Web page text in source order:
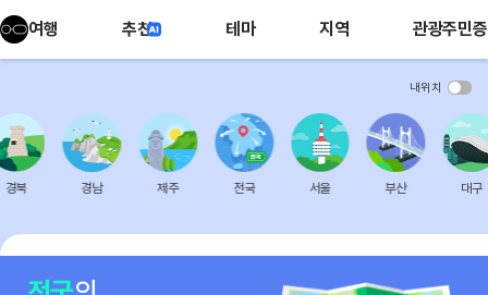
여행 추천 테마 지역 관광주민증
경북 경남 제주 전국 서울 부산 대구
내위치